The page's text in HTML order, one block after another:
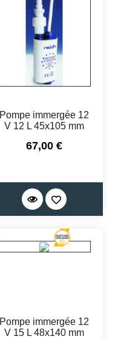
Pompe immergée 12
V 12 L 45x105 mm
Prix
67,00 €
Pompe immergée 12
V 15 L 48x140 mm